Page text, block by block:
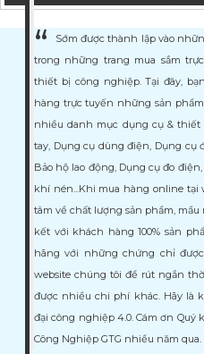
Sớm được thành lập vào
trong những trang mua sắm
thiết bị công nghiệp. Tại đây,
hàng trực tuyến những sản
nhiều danh mục dụng cụ &
tay, Dụng cụ dùng điện, Dụng cụ
Bảo hộ lao động, Dụng cụ đo
khí nén...Khi mua hàng online tại
tâm về chất lượng sản phẩm, mẩu
kết với khách hàng 100% sản
hãng với những chứng chỉ
website chúng tôi để rút ngắn
được nhiều chi phí khác. Hãy là
đại công nghiệp 4.0. Cám ơn
Công Nghiệp GTG nhiều năm qua.